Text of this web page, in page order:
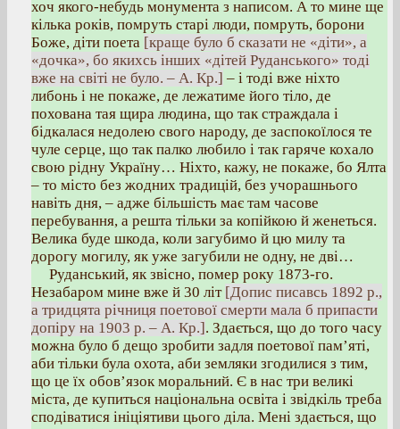
хоч якого-небудь монумента з написом. А то мине ще
кілька років, помруть старі люди, помруть, борони
Боже, діти поета [краще було б сказати не «діти», а
«дочка», бо якихсь інших «дітей Руданського» тоді
вже на світі не було. – А. Кр.] – і тоді вже ніхто
либонь і не покаже, де лежатиме його тіло, де
похована тая щира людина, що так страждала і
бідкалася недолею свого народу, де заспокоїлося те
чуле серце, що так палко любило і так гаряче кохало
свою рідну Україну… Ніхто, кажу, не покаже, бо Ялта
– то місто без жодних традицій, без учорашнього
навіть дня, – адже більшість має там часове
перебування, а решта тільки за копійкою й женеться.
Велика буде шкода, коли загубимо й цю милу та
дорогу могилу, як уже загубили не одну, не дві…
Руданський, як звісно, помер року 1873-го.
Незабаром мине вже й 30 літ [Допис писавсь 1892 р.,
а тридцята річниця поетової смерти мала б припасти
допіру на 1903 р. – А. Кр.]. Здається, що до того часу
можна було б дещо зробити задля поетової пам’яті,
аби тільки була охота, аби земляки згодилися з тим,
що це їх обов’язок моральний. Є в нас три великі
міста, де купиться національна освіта і звідкіль треба
сподіватися ініціятиви цього діла. Мені здається, що